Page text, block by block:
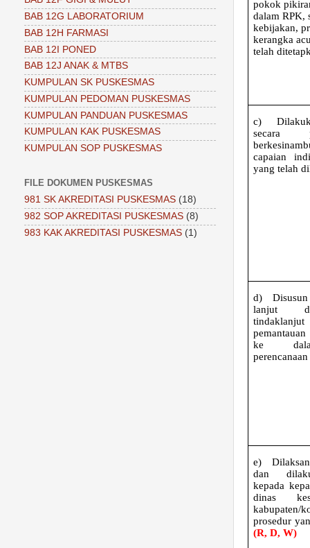
pokok
dalam RPK,
kebijakan,
kerangka
telah
c)
secara
capaian
yang telah
d)
lanjut
tindaklanjut
ke
e)
dan
kepada
dinas
kabupaten/
prosedur
(R, D, W)
BAB 12G LABORATORIUM
BAB 12H FARMASI
BAB 12I PONED
BAB 12J ANAK & MTBS
KUMPULAN SK PUSKESMAS
KUMPULAN PEDOMAN PUSKESMAS
KUMPULAN PANDUAN PUSKESMAS
KUMPULAN KAK PUSKESMAS
KUMPULAN SOP PUSKESMAS
FILE DOKUMEN PUSKESMAS
981 SK AKREDITASI PUSKESMAS (18)
982 SOP AKREDITASI PUSKESMAS (8)
983 KAK AKREDITASI PUSKESMAS (1)